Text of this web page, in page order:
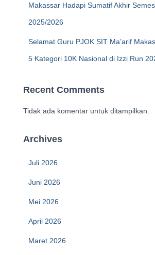
Makassar Hadapi Sumatif Akhir
2025/2026
Selamat Guru PJOK SIT Ma’arif
5 Kategori 10K Nasional di Izzi Run
Recent Comments
Tidak ada komentar untuk ditampilkan.
Archives
Juli 2026
Juni 2026
Mei 2026
April 2026
Maret 2026